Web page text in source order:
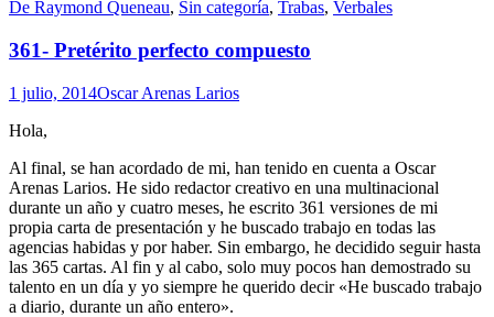
Standard
De Raymond Queneau, Sin categoría, Trabas, Verbales
361- Pretérito perfecto compuesto
1 julio, 2014Oscar Arenas Larios
Hola,
Al final, se han acordado de mi, han tenido en cuenta a Oscar
Arenas Larios. He sido redactor creativo en una multinacional
durante un año y cuatro meses, he escrito 361 versiones de mi
propia carta de presentación y he buscado trabajo en todas las
agencias habidas y por haber. Sin embargo, he decidido seguir hasta
las 365 cartas. Al fin y al cabo, solo muy pocos han demostrado su
talento en un día y yo siempre he querido decir «He buscado trabajo
a diario, durante un año entero».